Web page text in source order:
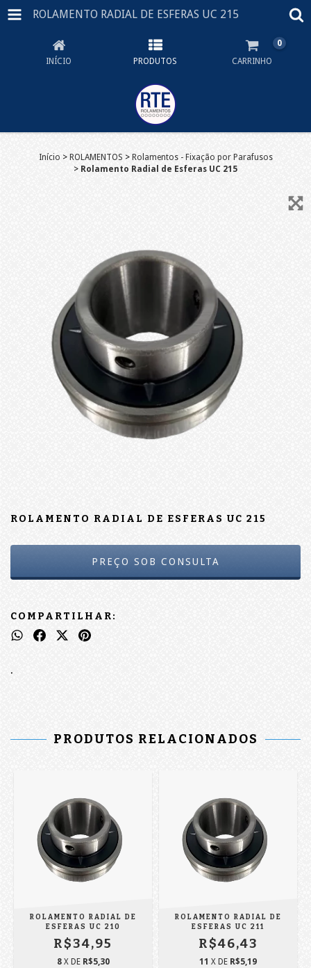
ROLAMENTO RADIAL DE ESFERAS UC 215
INÍCIO PRODUTOS CARRINHO
0
Início > ROLAMENTOS > Rolamentos - Fixação por Parafusos
> Rolamento Radial de Esferas UC 215
ROLAMENTO RADIAL DE ESFERAS UC 215
COMPARTILHAR:
.
PRODUTOS RELACIONADOS
ROLAMENTO RADIAL DE
ESFERAS UC 210
R$34,95
8 X DE R$5,30
ROLAMENTO RADIAL DE
ESFERAS UC 211
R$46,43
11 X DE R$5,19